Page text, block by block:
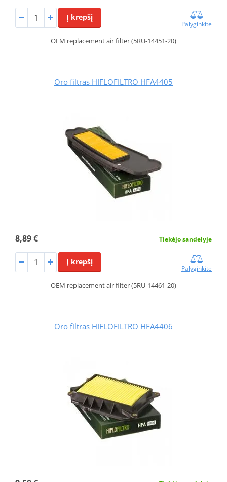
Į krepšį
Palyginkite
OEM replacement air filter (5RU-14451-20)
Oro filtras HIFLOFILTRO HFA4405
8,89 € Tiekėjo sandelyje
Į krepšį
Palyginkite
OEM replacement air filter (5RU-14461-20)
Oro filtras HIFLOFILTRO HFA4406